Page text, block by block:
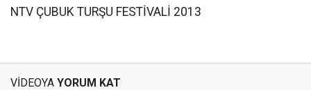
NTV ÇUBUK TURŞU FESTİVALİ 2013
VİDEOYA YORUM KAT